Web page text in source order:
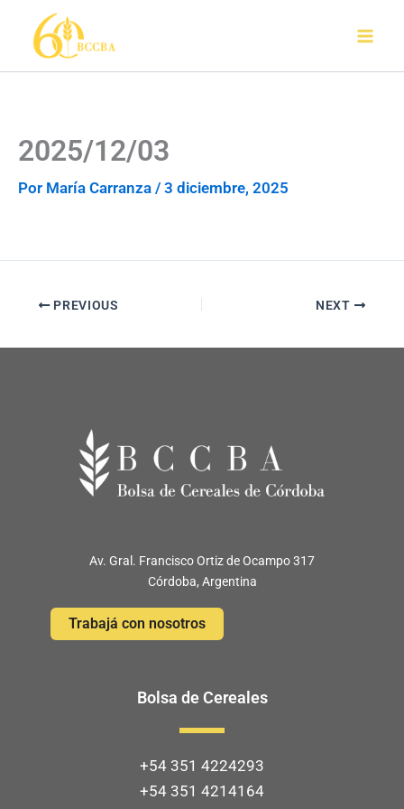
contenido
2025/12/03
Por María Carranza / 3 diciembre, 2025
PREVIOUS NEXT
Av. Gral. Francisco Ortiz de Ocampo 317
Córdoba, Argentina
Trabajá con nosotros
Bolsa de Cereales
+54 351 4224293
+54 351 4214164